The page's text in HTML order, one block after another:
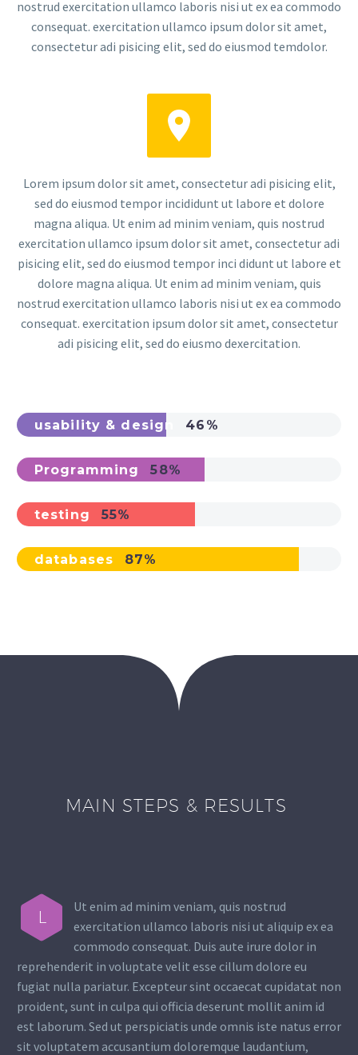
nostrud exercitation ullamco laboris nisi ut ex ea commodo
consequat. exercitation ullamco ipsum dolor sit amet,
consectetur adi pisicing elit, sed do eiusmod temdolor.


Lorem ipsum dolor sit amet, consectetur adi pisicing elit,
sed do eiusmod tempor incididunt ut labore et dolore
magna aliqua. Ut enim ad minim veniam, quis nostrud
exercitation ullamco ipsum dolor sit amet, consectetur adi
pisicing elit, sed do eiusmod tempor inci didunt ut labore et
dolore magna aliqua. Ut enim ad minim veniam, quis
nostrud exercitation ullamco laboris nisi ut ex ea commodo
consequat. exercitation ipsum dolor sit amet, consectetur
adi pisicing elit, sed do eiusmo dexercitation.
usability & design 46%
Programming 58%
testing 55%
databases 87%
MAIN STEPS & RESULTS
L
Ut enim ad minim veniam, quis nostrud
exercitation ullamco laboris nisi ut aliquip ex ea
commodo consequat. Duis aute irure dolor in
reprehenderit in voluptate velit esse cillum dolore eu
fugiat nulla pariatur. Excepteur sint occaecat cupidatat non
proident, sunt in culpa qui officia deserunt mollit anim id
est laborum. Sed ut perspiciatis unde omnis iste natus error
sit voluptatem accusantium doloremque laudantium,